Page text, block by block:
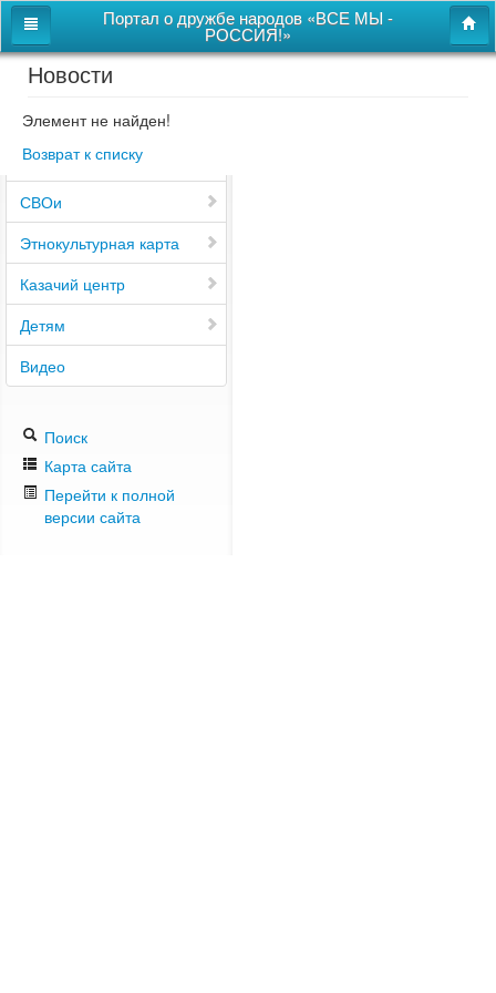
Портал о дружбе народов «ВСЕ МЫ -
РОССИЯ!»
Главная
Дом дружбы народов
Новости
СВОи
Этнокультурная карта
Казачий центр
Детям
Видео
Поиск
Карта сайта
Перейти к полной
версии сайта
Новости
Элемент не найден!
Возврат к списку